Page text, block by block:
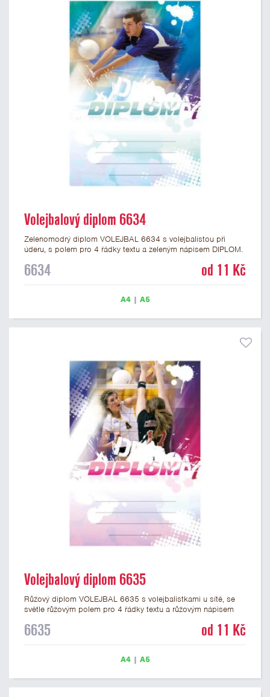
Volejbalový diplom 6634
Zelenomodrý diplom VOLEJBAL 6634 s volejbalistou při
úderu, s polem pro 4 řádky textu a zeleným nápisem DIPLOM.
diplom s motivem VOLEJBAL má gramáž 250 g/m2.
6634 od 11 Kč
A4| A5
Volejbalový diplom 6635
Růžový diplom VOLEJBAL 6635 s volejbalistkami u sítě, se
světle růžovým polem pro 4 řádky textu a růžovým nápisem
Papírový diplom s motivem VOLEJBAL má gramáž 250 g/m2.
6635 od 11 Kč
A4| A5